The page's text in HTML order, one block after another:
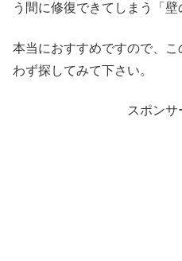
う間に修復できてしまう「壁
本当におすすめですので、
わず探してみて下さい。
スポンサ